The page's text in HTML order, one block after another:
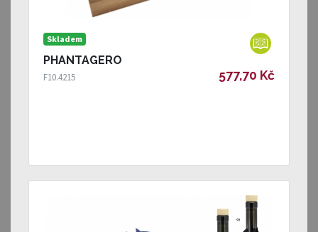
Skladem
PHANTAGERO
F10.4215 577,70 Kč